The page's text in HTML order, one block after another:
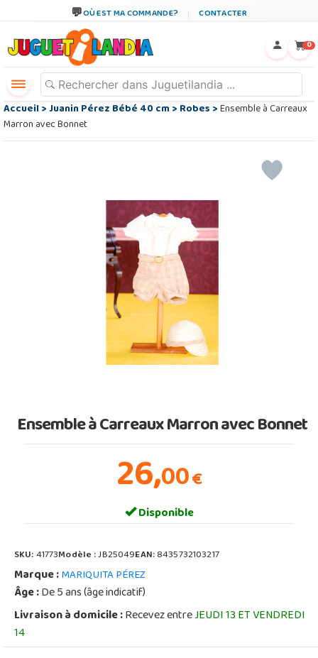
OÙ EST MA COMMANDE? CONTACTER
0
Accueil>Juanin Pérez Bébé 40 cm>Robes>Ensemble à Carreaux
Marron avec Bonnet
Ensemble à Carreaux Marron avec Bonnet
26,00€
Disponible
SKU:41773Modèle :JB25049EAN:8435732103217
Marque :MARIQUITA PÉREZ
Âge :De 5 ans (âge indicatif)
Livraison à domicile :Recevez entreJEUDI 13 ET VENDREDI
14